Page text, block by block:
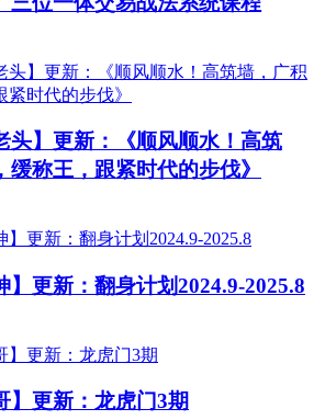
头】更新：《顺风顺水！高筑
缓称王，跟紧时代的步伐》
】更新：翻身计划2024.9-2025.8
】更新：龙虎门3期